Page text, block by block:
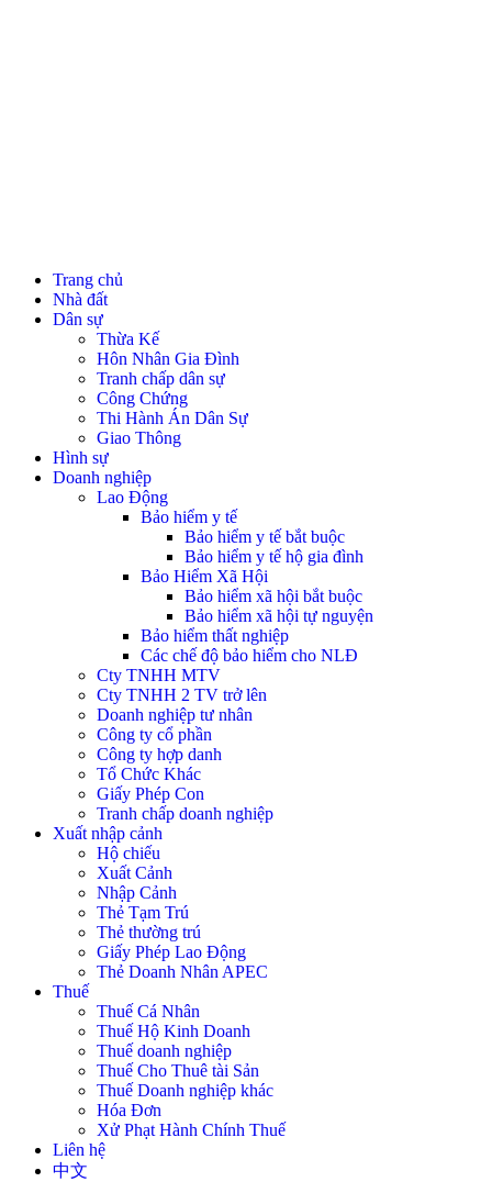
Trang chủ
Nhà đất
Dân sự
Thừa Kế
Hôn Nhân Gia Đình
Tranh chấp dân sự
Công Chứng
Thi Hành Án Dân Sự
Giao Thông
Hình sự
Doanh nghiệp
Lao Động
Bảo hiểm y tế
Bảo hiểm y tế bắt buộc
Bảo hiểm y tế hộ gia đình
Bảo Hiểm Xã Hội
Bảo hiểm xã hội bắt buộc
Bảo hiểm xã hội tự nguyện
Bảo hiểm thất nghiệp
Các chế độ bảo hiểm cho NLĐ
Cty TNHH MTV
Cty TNHH 2 TV trở lên
Doanh nghiệp tư nhân
Công ty cổ phần
Công ty hợp danh
Tổ Chức Khác
Giấy Phép Con
Tranh chấp doanh nghiệp
Xuất nhập cảnh
Hộ chiếu
Xuất Cảnh
Nhập Cảnh
Thẻ Tạm Trú
Thẻ thường trú
Giấy Phép Lao Động
Thẻ Doanh Nhân APEC
Thuế
Thuế Cá Nhân
Thuế Hộ Kinh Doanh
Thuế doanh nghiệp
Thuế Cho Thuê tài Sản
Thuế Doanh nghiệp khác
Hóa Đơn
Xử Phạt Hành Chính Thuế
Liên hệ
中文